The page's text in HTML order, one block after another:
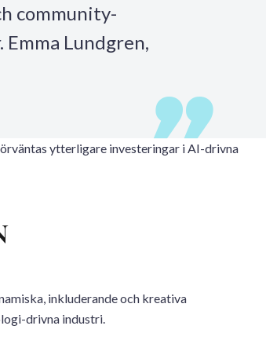
community-
Lundgren,
ytterligare investeringar i AI-drivna
inkluderande och kreativa
drivna industri.